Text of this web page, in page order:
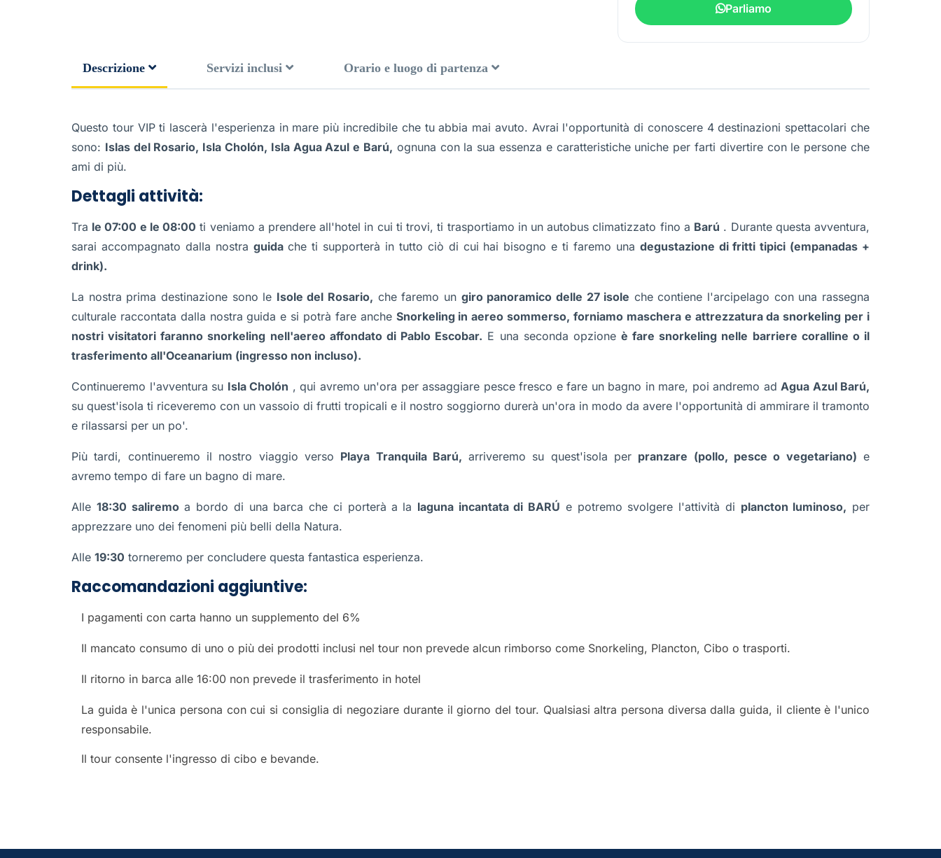
Parliamo
Descrizione Servizi inclusi Orario e luogo di partenza
Questo tour VIP ti lascerà l'esperienza in mare più incredibile che tu abbia mai avuto. Avrai l'opportunità di conoscere 4 destinazioni spettacolari che
sono: Islas del Rosario, Isla Cholón, Isla Agua Azul e Barú, ognuna con la sua essenza e caratteristiche uniche per farti divertire con le persone che
ami di più.
Dettagli attività:
Tra le 07:00 e le 08:00 ti veniamo a prendere all'hotel in cui ti trovi, ti trasportiamo in un autobus climatizzato fino a Barú . Durante questa avventura,
sarai accompagnato dalla nostra guidache ti supporterà in tutto ciò di cui hai bisogno e ti faremo una degustazione di fritti tipici (empanadas +
drink).
La nostra prima destinazione sono le Isole del Rosario, che faremo un giro panoramico delle 27 isole che contiene l'arcipelago con una rassegna
culturale raccontata dalla nostra guida e si potrà fare anche Snorkeling in aereo sommerso, forniamo maschera e attrezzatura da snorkeling per i
nostri visitatori faranno snorkeling nell'aereo affondato di Pablo Escobar. E una seconda opzione è fare snorkeling nelle barriere coralline o il
trasferimento all'Oceanarium (ingresso non incluso).
Continueremo l'avventura su Isla Cholón , qui avremo un'ora per assaggiare pesce fresco e fare un bagno in mare, poi andremo ad Agua Azul Barú,
su quest'isola ti riceveremo con un vassoio di frutti tropicali e il nostro soggiorno durerà un'ora in modo da avere l'opportunità di ammirare il tramonto
e rilassarsi per un po'.
Più tardi, continueremo il nostro viaggio verso Playa Tranquila Barú, arriveremo su quest'isola per pranzare (pollo, pesce o vegetariano) e
avremo tempo di fare un bagno di mare.
Alle 18:30 saliremoa bordo di una barca che ci porterà a la laguna incantata di BARÚ e potremo svolgere l'attività di plancton luminoso, per
apprezzare uno dei fenomeni più belli della Natura.
Alle 19:30 torneremo per concludere questa fantastica esperienza.
Raccomandazioni aggiuntive:
I pagamenti con carta hanno un supplemento del 6%
Il mancato consumo di uno o più dei prodotti inclusi nel tour non prevede alcun rimborso come Snorkeling, Plancton, Cibo o trasporti.
Il ritorno in barca alle 16:00 non prevede il trasferimento in hotel
La guida è l'unica persona con cui si consiglia di negoziare durante il giorno del tour. Qualsiasi altra persona diversa dalla guida, il cliente è l'unico
responsabile.
Il tour consente l'ingresso di cibo e bevande.